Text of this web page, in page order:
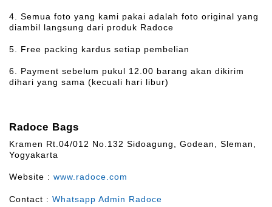
4. Semua foto yang kami pakai adalah foto original yang
diambil langsung dari produk Radoce
5. Free packing kardus setiap pembelian
6. Payment sebelum pukul 12.00 barang akan dikirim
dihari yang sama (kecuali hari libur)
Radoce Bags
Kramen Rt.04/012 No.132 Sidoagung, Godean, Sleman,
Yogyakarta
Website : www.radoce.com
Contact : Whatsapp Admin Radoce